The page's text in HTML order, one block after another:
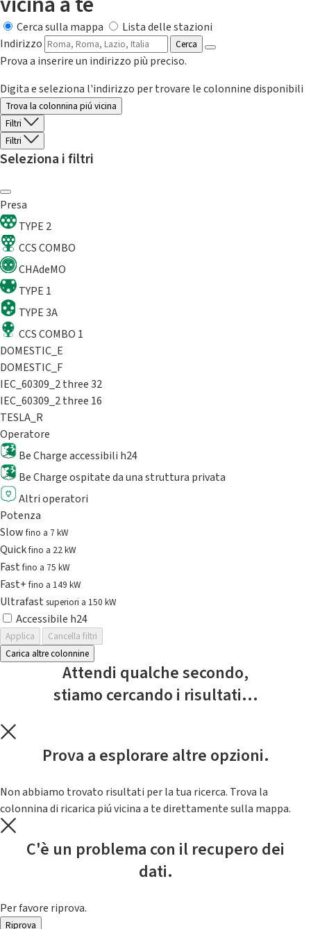
Cerca sulla mappa
Lista delle stazioni
Indirizzo
Cerca
Prova a inserire un indirizzo più preciso.
Digita e seleziona l'indirizzo per trovare le colonnine disponibili
Trova la colonnina piú vicina
Filtri
Filtri
Seleziona i filtri
Presa
TYPE 2
CCS COMBO
CHAdeMO
TYPE 1
TYPE 3A
CCS COMBO 1
DOMESTIC_E
DOMESTIC_F
IEC_60309_2 three 32
IEC_60309_2 three 16
TESLA_R
Operatore
Be Charge accessibili h24
Be Charge ospitate da una struttura privata
Altri operatori
Potenza
Slowfino a 7 kW
Quickfino a 22 kW
Fastfino a 75 kW
Fast+fino a 149 kW
Ultrafast superiori a 150 kW
Accessibile h24
Applica
Cancella filtri
Carica altre colonnine
Attendi qualche secondo,
stiamo cercando i risultati...
Prova a esplorare altre opzioni.
Non abbiamo trovato risultati per la tua ricerca. Trova la
colonnina di ricarica piú vicina a te direttamente sulla mappa.
C'è un problema con il recupero dei
dati.
Per favore riprova.
Riprova